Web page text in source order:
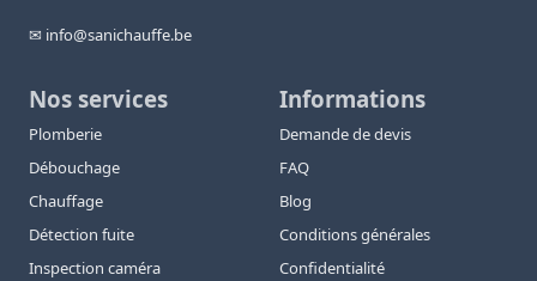
✉ info@sanichauffe.be
Nos services
Plomberie
Débouchage
Chauffage
Détection fuite
Inspection caméra
Informations
Demande de devis
FAQ
Blog
Conditions générales
Confidentialité